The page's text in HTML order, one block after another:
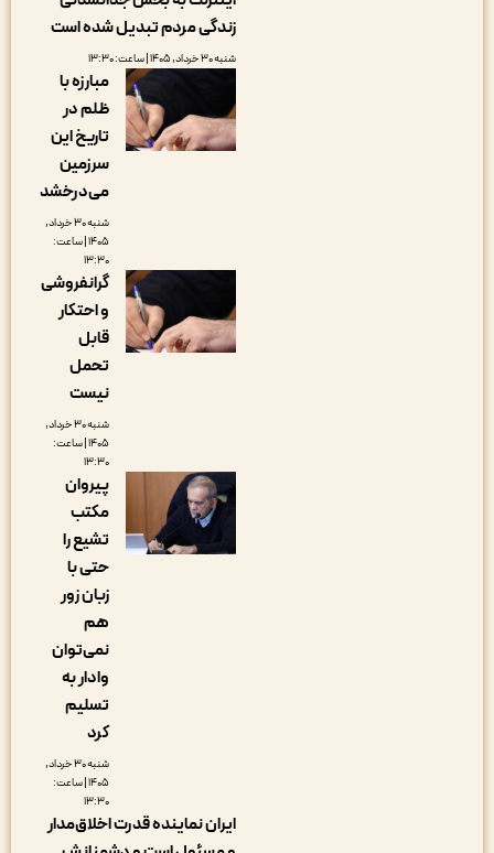
زندگی مردم تبدیل شده است
مبارزه با
ظلم در
تاریخ این
سرزمین
می‌درخشد
شنبه ۳۰ خرداد,
۱۴۰۵ | ساعت:
گرانفروشی
و احتکار
قابل
شنبه ۳۰ خرداد,
۱۴۰۵ | ساعت:
تشیع را
نمی‌توان
شنبه ۳۰ خرداد,
۱۴۰۵ | ساعت:
ایران نماینده قدرت اخلاق‌مدار